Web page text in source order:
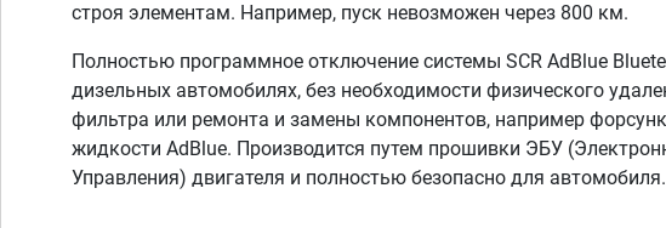
строя элементам. Например, пуск невозможен через 800 км.
Полностью программное отключение системы SCR AdBlue
дизельных автомобилях, без необходимости физического
фильтра или ремонта и замены компонентов, например
жидкости AdBlue. Производится путем прошивки ЭБУ
Управления) двигателя и полностью безопасно для автомобиля.